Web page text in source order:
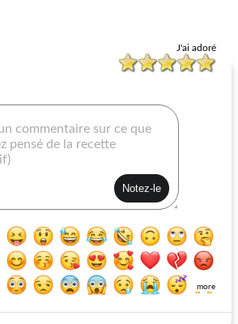
J'ai adoré
more